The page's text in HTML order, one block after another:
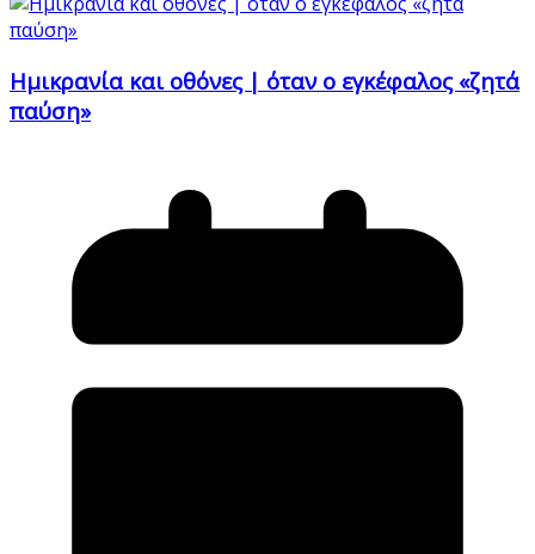
Ημικρανία και οθόνες | όταν ο εγκέφαλος «ζητά
παύση»